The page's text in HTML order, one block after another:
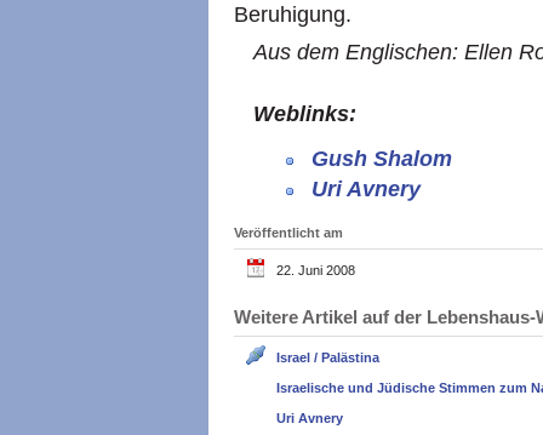
Beruhigung.
Aus dem Englischen: Ellen
Weblinks:
Gush Shalom
Uri Avnery
Veröffentlicht am
22. Juni 2008
Weitere Artikel auf der
Israel / Palästina
Israelische und Jüdische Stimmen zum
Uri Avnery